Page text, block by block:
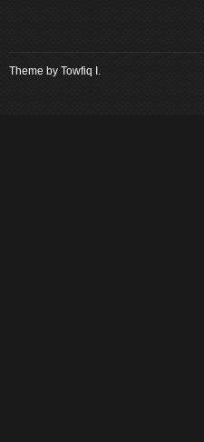
Theme by Towfiq I.